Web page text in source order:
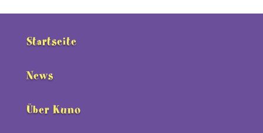
Startseite
News
Über Kuno